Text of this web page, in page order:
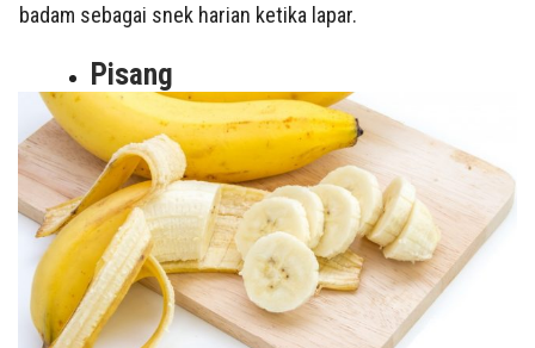
badam sebagai snek harian ketika lapar.
Pisang